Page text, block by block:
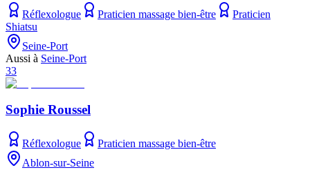
Réflexologue Praticien massage bien-être
Praticien
Shiatsu
Seine-Port
Aussi à Seine-Port
33
Sophie Roussel
Réflexologue
Praticien massage bien-être
Ablon-sur-Seine